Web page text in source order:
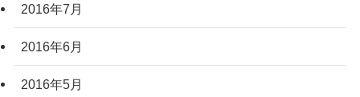
2016年7月
2016年6月
2016年5月